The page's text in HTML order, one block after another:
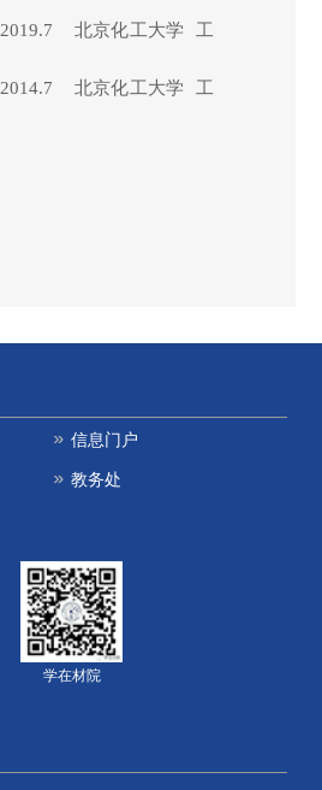
2019.7 北京化工大学
工
2014.7 北京化工大学
工
信息门户
教务处
学在材院